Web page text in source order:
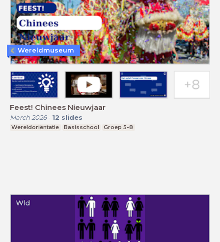
Feest! Chinees Nieuwjaar
March 2026- 12 slides
Wereldoriëntatie Basisschool Groep 5-8
Wereldmuseum